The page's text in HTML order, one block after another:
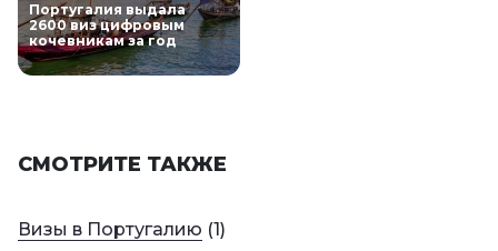
Португалия выдала
2600 виз цифровым
кочевникам за год
СМОТРИТЕ ТАКЖЕ
Визы в Португалию (1)